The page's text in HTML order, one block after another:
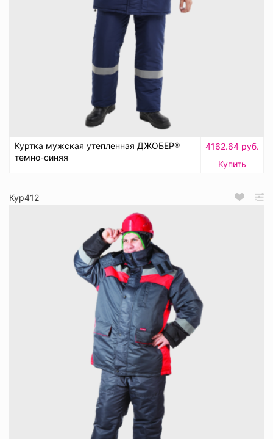
Куртка мужская утепленная ДЖОБЕР®
темно-синяя
4162.64 руб.
Купить
Кур412